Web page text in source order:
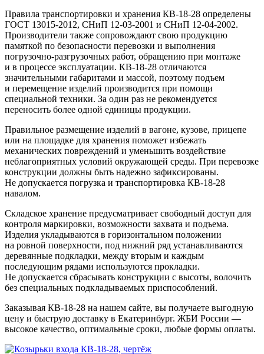
Правила транспортировки и хранения КВ-18-28 определены
ГОСТ 13015-2012, СНиП 12-03-2001 и СНиП 12-04-2002.
Производители также сопровождают свою продукцию
памяткой по безопасности перевозки и выполнения
погрузочно-разгрузочных работ, обращению при монтаже
и в процессе эксплуатации. КВ-18-28 отличаются
значительными габаритами и массой, поэтому подъем
и перемещение изделий производится при помощи
специальной техники. За один раз не рекомендуется
переносить более одной единицы продукции.
Правильное размещение изделий в вагоне, кузове, прицепе
или на площадке для хранения поможет избежать
механических повреждений и уменьшить воздействие
неблагоприятных условий окружающей среды. При перевозке
конструкции должны быть надежно зафиксированы.
Не допускается погрузка и транспортировка КВ-18-28
навалом.
Складское хранение предусматривает свободный доступ для
контроля маркировки, возможности захвата и подъема.
Изделия укладываются в горизонтальном положении
на ровной поверхности, под нижний ряд устанавливаются
деревянные подкладки, между вторым и каждым
последующим рядами используются прокладки.
Не допускается сбрасывать конструкции с высоты, волочить
без специальных подкладываемых приспособлений.
Заказывая КВ-18-28 на нашем сайте, вы получаете выгодную
цену и быструю доставку в Екатеринбург. ЖБИ России —
высокое качество, оптимальные сроки, любые формы оплаты.